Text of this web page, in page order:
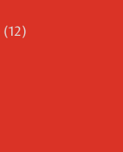
(12)